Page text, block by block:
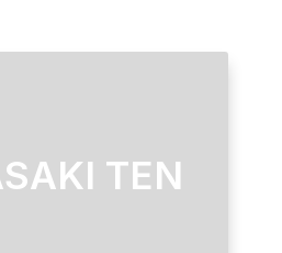
TEN